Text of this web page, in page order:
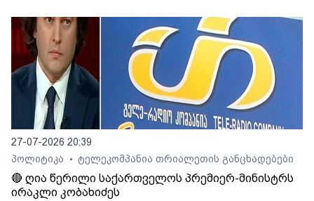
27-07-2026 20:39
პოლიტიკა
• ტელეკომპანია თრიალეთის განცხადებები
🔴 ღია წერილი საქართველოს პრემიერ-მინისტრს
ირაკლი კობახიძეს